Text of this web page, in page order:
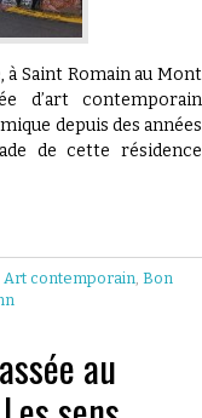
à Saint Romain au Mont
d’art contemporain
depuis des années
de cette résidence
Art contemporain,Bon
au